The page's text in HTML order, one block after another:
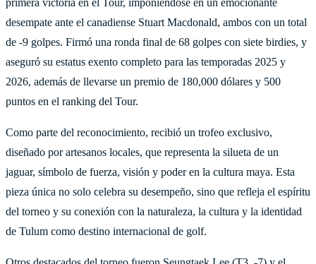
primera victoria en el Tour, imponiéndose en un emocionante
desempate ante el canadiense Stuart Macdonald, ambos con un total
de -9 golpes. Firmó una ronda final de 68 golpes con siete birdies, y
aseguró su estatus exento completo para las temporadas 2025 y
2026, además de llevarse un premio de 180,000 dólares y 500
puntos en el ranking del Tour.
Como parte del reconocimiento, recibió un trofeo exclusivo,
diseñado por artesanos locales, que representa la silueta de un
jaguar, símbolo de fuerza, visión y poder en la cultura maya. Esta
pieza única no solo celebra su desempeño, sino que refleja el espíritu
del torneo y su conexión con la naturaleza, la cultura y la identidad
de Tulum como destino internacional de golf.